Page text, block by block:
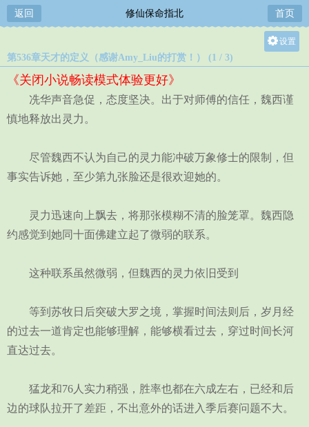
返回 修仙保命指北 首页
设置
中
第536章天才的定义（感谢Amy_Liu的打赏！） (1 / 3)
《关闭小说畅读模式体验更好》
冼华声音急促，态度坚决。出于对师傅的信任，魏西谨
慎地释放出灵力。
尽管魏西不认为自己的灵力能冲破万象修士的限制，但
事实告诉她，至少第九张脸还是很欢迎她的。
灵力迅速向上飘去，将那张模糊不清的脸笼罩。魏西隐
约感觉到她同十面佛建立起了微弱的联系。
这种联系虽然微弱，但魏西的灵力依旧受到
等到苏牧日后突破大罗之境，掌握时间法则后，岁月经
的过去一道肯定也能够理解，能够横看过去，穿过时间长河
直达过去。
猛龙和76人实力稍强，胜率也都在六成左右，已经和后
边的球队拉开了差距，不出意外的话进入季后赛问题不大。